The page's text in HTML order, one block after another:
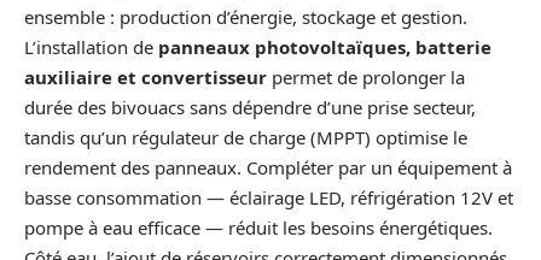
ensemble : production d’énergie, stockage et gestion.
L’installation de panneaux photovoltaïques, batterie
auxiliaire et convertisseur permet de prolonger la
durée des bivouacs sans dépendre d’une prise secteur,
tandis qu’un régulateur de charge (MPPT) optimise le
rendement des panneaux. Compléter par un équipement à
basse consommation — éclairage LED, réfrigération 12V et
pompe à eau efficace — réduit les besoins énergétiques.